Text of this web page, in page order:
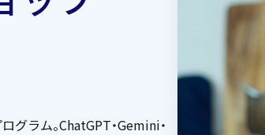
ラム。ChatGPT・Gemini・